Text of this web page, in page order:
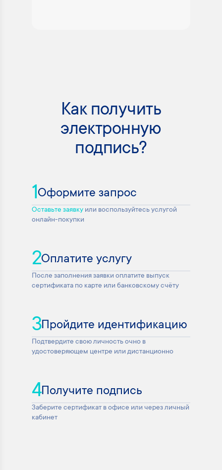
Как получить
электронную
подпись?
1Оформите запрос
Оставьте заявку или воспользуйтесь услугой
онлайн-покупки
2Оплатите услугу
После заполнения заявки оплатите выпуск
сертификата по карте или банковскому счёту
3Пройдите идентификацию
Подтвердите свою личность очно в
удостоверяющем центре или дистанционно
4Получите подпись
Заберите сертификат в офисе или через личный
кабинет